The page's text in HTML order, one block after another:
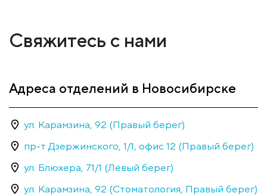
Свяжитесь с нами
Адреса отделений в Новосибирске
ул. Карамзина, 92 (Правый берег)
пр-т Дзержинского, 1/1, офис 12 (Правый берег)
ул. Блюхера, 71/1 (Левый берег)
ул. Карамзина, 92 (Стоматология, Правый берег)